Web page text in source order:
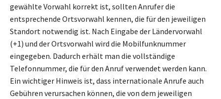
gewählte Vorwahl korrekt ist, sollten Anrufer die
entsprechende Ortsvorwahl kennen, die für den jeweiligen
Standort notwendig ist. Nach Eingabe der Ländervorwahl
(+1) und der Ortsvorwahl wird die Mobilfunknummer
eingegeben. Dadurch erhält man die vollständige
Telefonnummer, die für den Anruf verwendet werden kann.
Ein wichtiger Hinweis ist, dass internationale Anrufe auch
Gebühren verursachen können, die von dem jeweiligen